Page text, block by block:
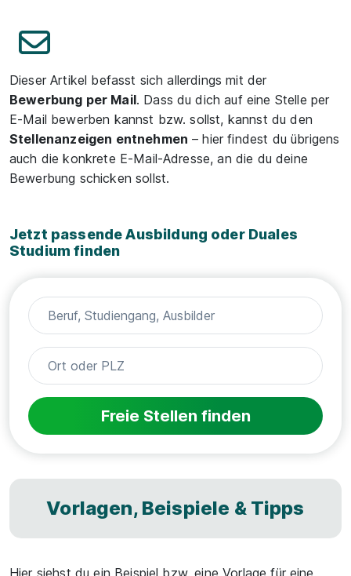
Dieser Artikel befasst sich allerdings mit der
Bewerbung per Mail. Dass du dich auf eine Stelle per
E-Mail bewerben kannst bzw. sollst, kannst du den
Stellenanzeigen entnehmen – hier findest du übrigens
auch die konkrete E-Mail-Adresse, an die du deine
Bewerbung schicken sollst.
Jetzt passende Ausbildung oder Duales
Studium finden
Freie Stellen finden
Vorlagen, Beispiele & Tipps
Hier siehst du ein Beispiel bzw. eine Vorlage für eine